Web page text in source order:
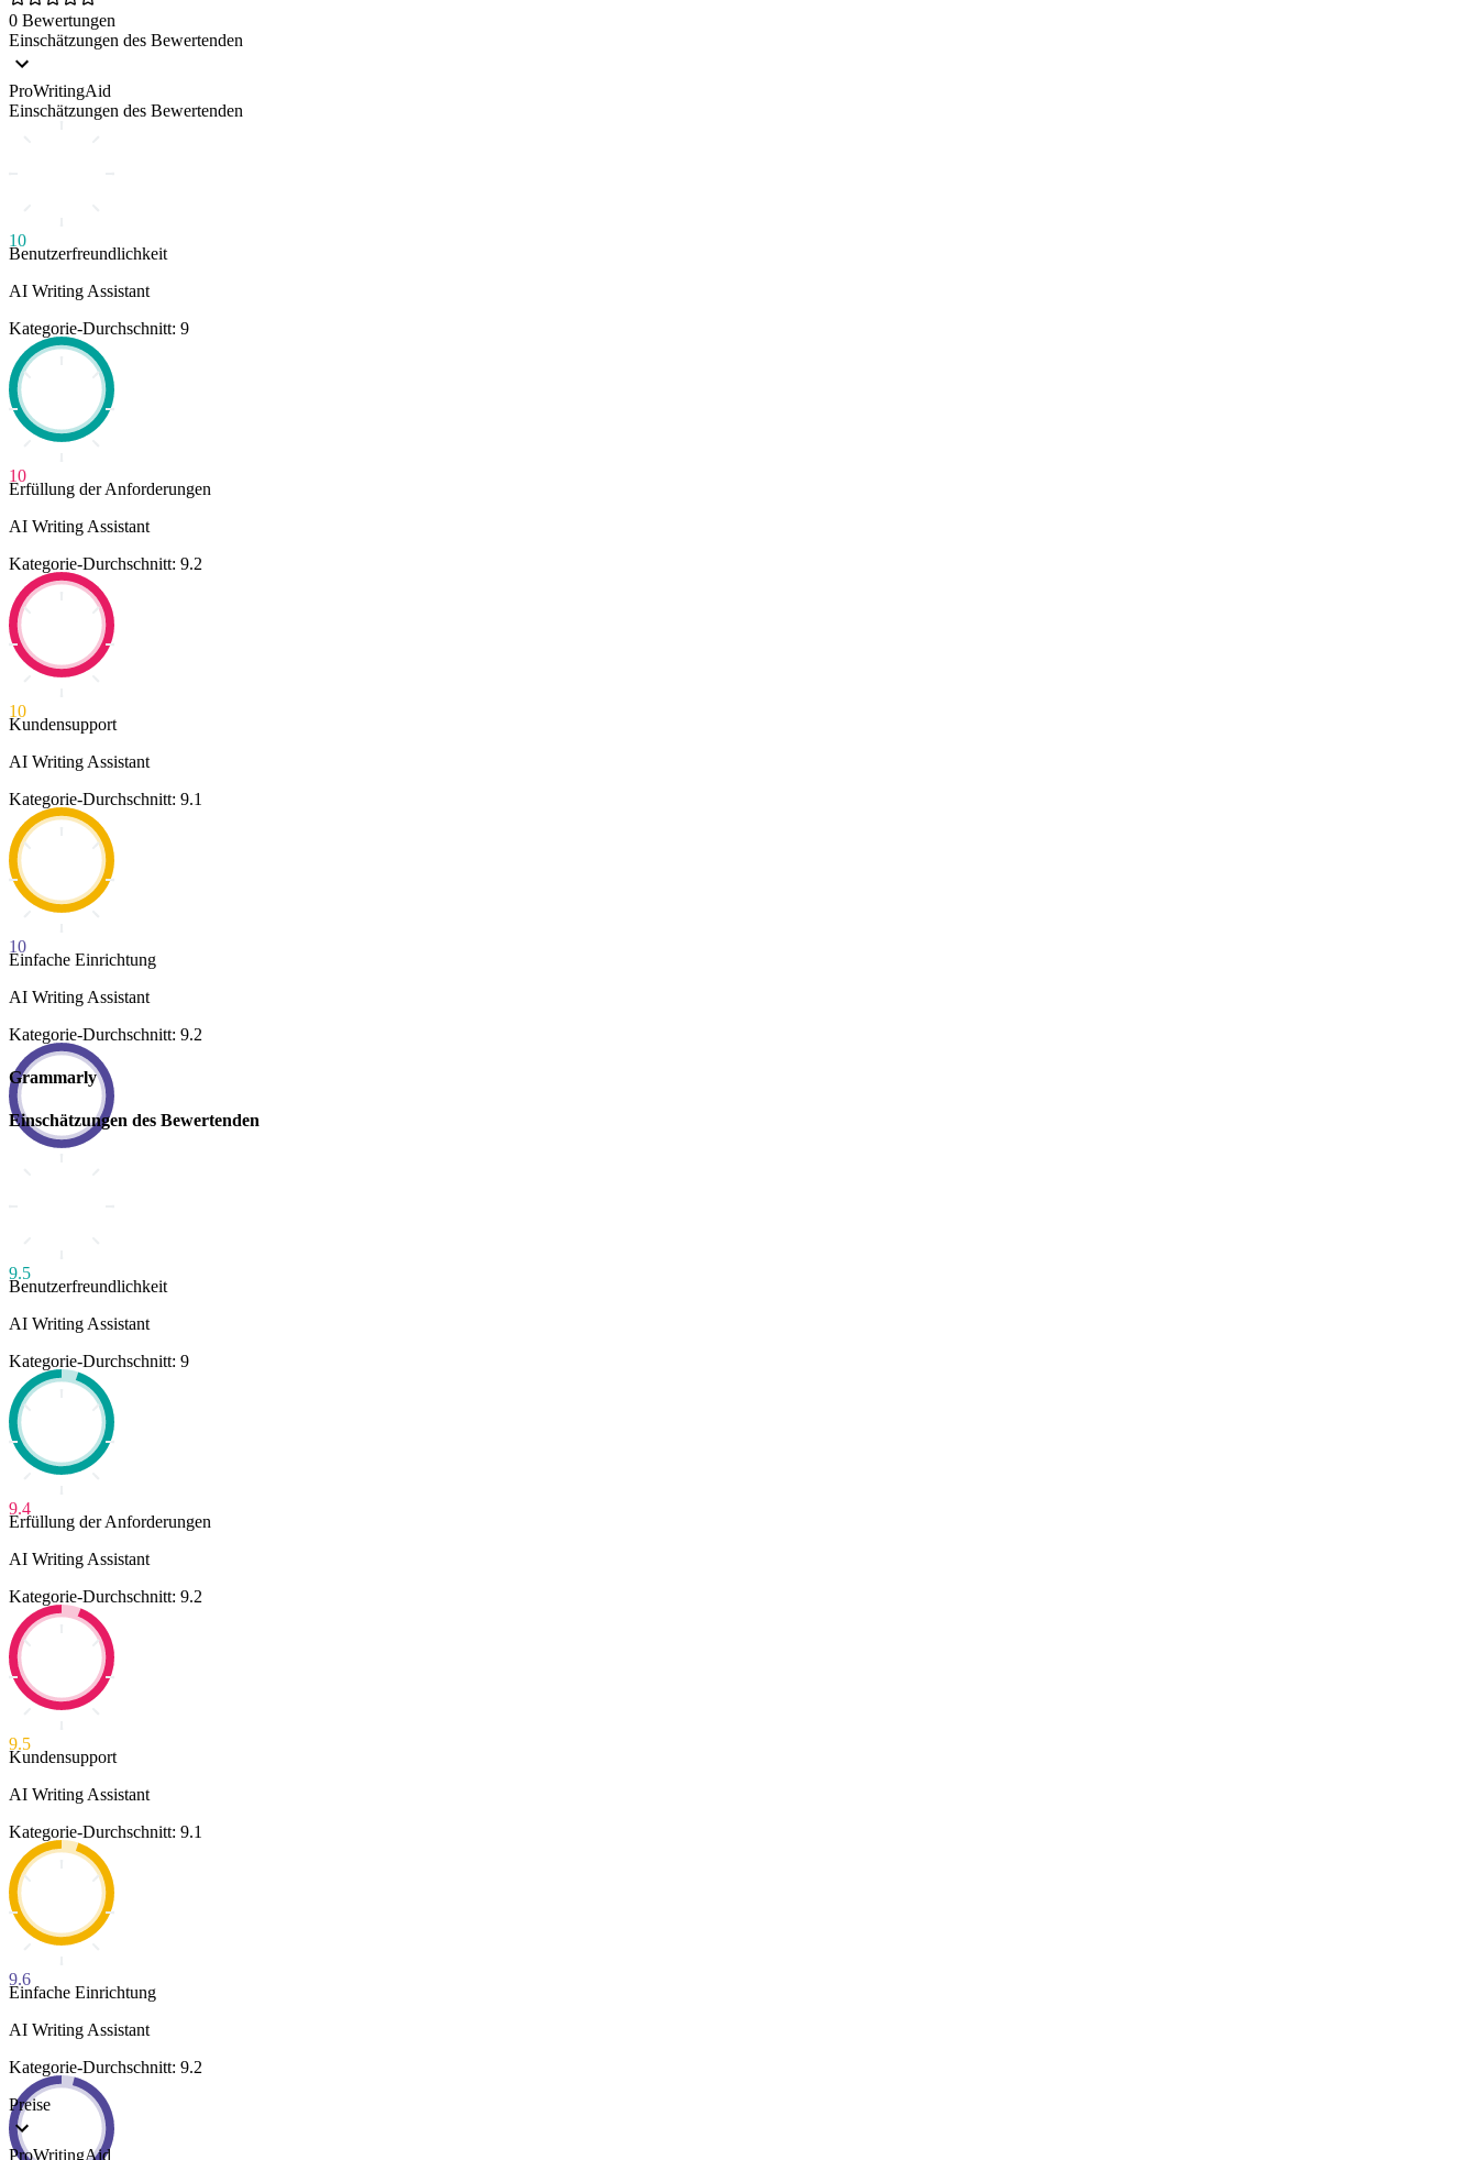
0 Bewertungen
Einschätzungen des Bewertenden
ProWritingAid
Einschätzungen des Bewertenden
10
Benutzerfreundlichkeit
AI Writing Assistant
Kategorie-Durchschnitt: 9
10
Erfüllung der Anforderungen
AI Writing Assistant
Kategorie-Durchschnitt: 9.2
10
Kundensupport
AI Writing Assistant
Kategorie-Durchschnitt: 9.1
10
Einfache Einrichtung
AI Writing Assistant
Kategorie-Durchschnitt: 9.2
Grammarly
Einschätzungen des Bewertenden
9.5
Benutzerfreundlichkeit
AI Writing Assistant
Kategorie-Durchschnitt: 9
9.4
Erfüllung der Anforderungen
AI Writing Assistant
Kategorie-Durchschnitt: 9.2
9.5
Kundensupport
AI Writing Assistant
Kategorie-Durchschnitt: 9.1
9.6
Einfache Einrichtung
AI Writing Assistant
Kategorie-Durchschnitt: 9.2
Preise
ProWritingAid